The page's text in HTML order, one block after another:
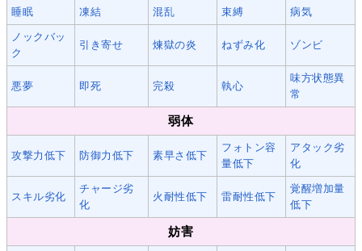
睡眠 凍結 混乱 束縛 病気
ノックバッ
ク
引き寄せ 煉獄の炎 ねずみ化 ゾンビ
悪夢 即死 完殺 執心
味方状態異
常
弱体
攻撃力低下 防御力低下 素早さ低下
フォトン容
量低下
アタック劣
化
スキル劣化
チャージ劣
化
火耐性低下 雷耐性低下
覚醒増加量
低下
妨害